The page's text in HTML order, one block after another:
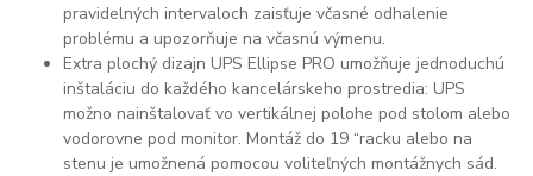
pravidelných intervaloch zaisťuje včasné odhalenie
problému a upozorňuje na včasnú výmenu.
Extra plochý dizajn UPS Ellipse PRO umožňuje jednoduchú
inštaláciu do každého kancelárskeho prostredia: UPS
možno nainštalovať vo vertikálnej polohe pod stolom alebo
vodorovne pod monitor. Montáž do 19 “racku alebo na
stenu je umožnená pomocou voliteľných montážnych sád.